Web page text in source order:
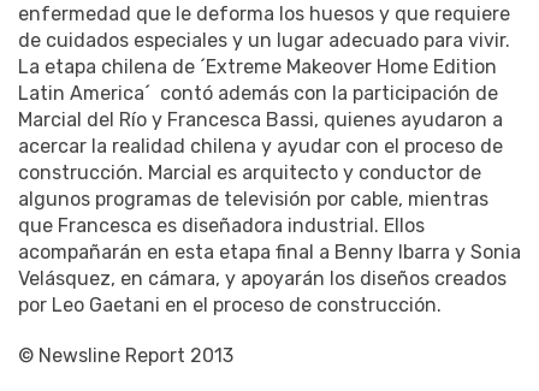
enfermedad que le deforma los huesos y que requiere
de cuidados especiales y un lugar adecuado para vivir.
La etapa chilena de ´Extreme Makeover Home Edition
Latin America´ contó además con la participación de
Marcial del Río y Francesca Bassi, quienes ayudaron a
acercar la realidad chilena y ayudar con el proceso de
construcción. Marcial es arquitecto y conductor de
algunos programas de televisión por cable, mientras
que Francesca es diseñadora industrial. Ellos
acompañarán en esta etapa final a Benny Ibarra y Sonia
Velásquez, en cámara, y apoyarán los diseños creados
por Leo Gaetani en el proceso de construcción.
© Newsline Report 2013